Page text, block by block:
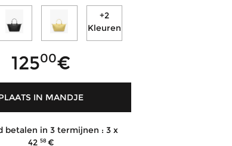
+2
Kleuren
minder
kleuren
12500
IN MANDJE
betalen in 3 termijnen : 3 x
4258